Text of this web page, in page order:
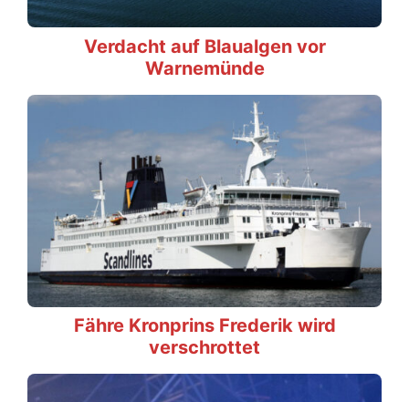
Verdacht auf Blaualgen vor
Warnemünde
Fähre Kronprins Frederik wird
verschrottet